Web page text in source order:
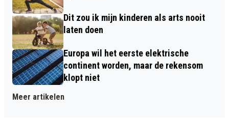
Dit zou ik mijn kinderen als arts nooit
laten doen
Europa wil het eerste elektrische
continent worden, maar de rekensom
klopt niet
Meer artikelen